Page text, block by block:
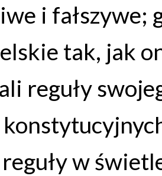
i fałszywe;
tak, jak
reguły
reguły w